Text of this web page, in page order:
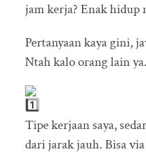
jam kerja? Enak
Pertanyaan kaya gini,
Ntah kalo orang lain ya.
Tipe kerjaan saya,
dari jarak jauh. Bisa